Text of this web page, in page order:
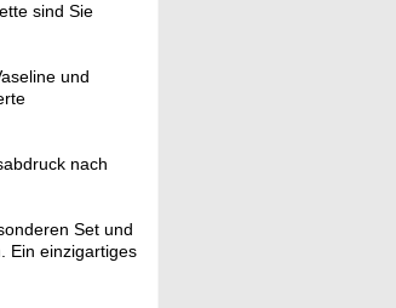
sind Sie
und
nach
Set und
Ein einzigartiges